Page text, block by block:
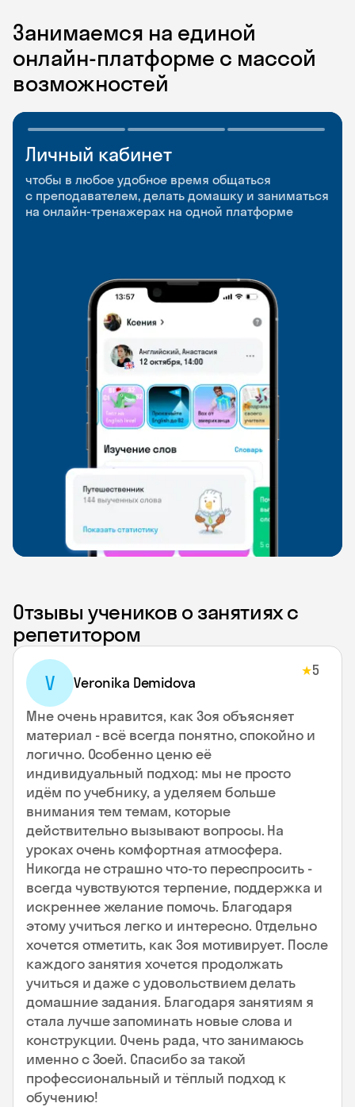
Занимаемся на единой
онлайн-платформе с массой
возможностей
Личный кабинет
чтобы в любое удобное время общаться
с преподавателем, делать домашку и заниматься
на онлайн-тренажерах на одной платформе
Мобильное
приложение
чтобы заниматься и изучать новые слова где
и когда удобно
Разговорные клубы
и Talks
Групповые занятия для разговорной практики
и индивидуальные встречи с преподавателями
Отзывы учеников о занятиях с
репетитором
V Veronika Demidova
★5
Мне очень нравится, как Зоя объясняет
материал - всё всегда понятно, спокойно и
логично. Особенно ценю её
индивидуальный подход: мы не просто
идём по учебнику, а уделяем больше
внимания тем темам, которые
действительно вызывают вопросы. На
уроках очень комфортная атмосфера.
Никогда не страшно что-то переспросить -
всегда чувствуются терпение, поддержка и
искреннее желание помочь. Благодаря
этому учиться легко и интересно. Отдельно
хочется отметить, как Зоя мотивирует. После
каждого занятия хочется продолжать
учиться и даже с удовольствием делать
домашние задания. Благодаря занятиям я
стала лучше запоминать новые слова и
конструкции. Очень рада, что занимаюсь
именно с Зоей. Спасибо за такой
профессиональный и тёплый подход к
обучению!